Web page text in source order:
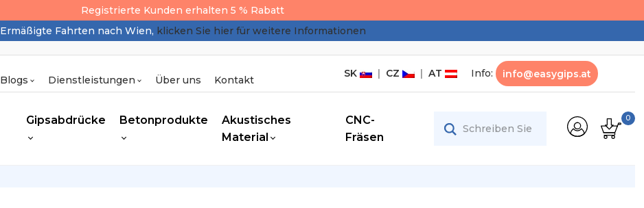
Registrierte Kunden erhalten 5 % Rabatt
Ermäßigte Fahrten nach Wien, klicken Sie hier für weitere Informationen
SK | CZ | AT Info: info@easygips.at
Blogs Dienstleistungen Über uns Kontakt
Gipsabdrücke Betonprodukte
Akustisches
Material
CNC-
Fräsen
0